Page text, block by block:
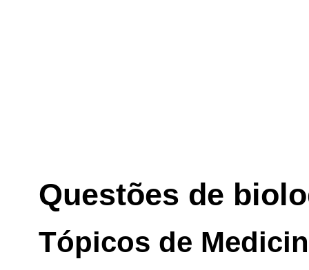
Questões de
Tópicos de